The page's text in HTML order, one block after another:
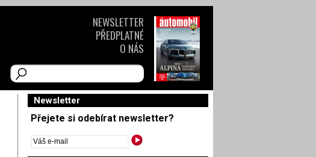
Newsletter
Přejete si odebírat newsletter?
NEWSLETTER
PŘEDPLATNÉ
O NÁS